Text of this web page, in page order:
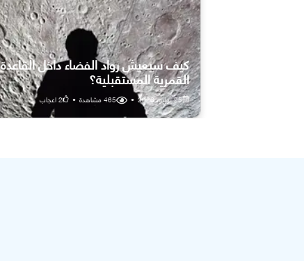
كيف سيعيش رواد الفضاء داخل القاعدة
القمرية المستقبلية؟
25 يوليو، 2026 •
465مشاهدة •
2اعجاب